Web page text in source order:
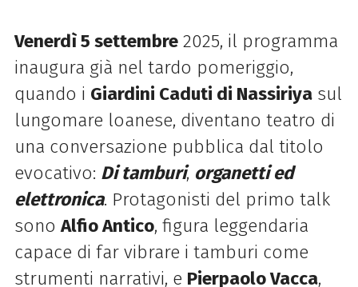
Venerdì 5 settembre2025, il programma
inaugura già nel tardo pomeriggio,
quando i Giardini Caduti di Nassiriyasul
lungomare loanese, diventano teatro di
una conversazione pubblica dal titolo
evocativo: Di tamburi, organetti ed
elettronica. Protagonisti del primo talk
sonoAlfio Antico, figura leggendaria
capace di far vibrare i tamburi come
strumenti narrativi, e Pierpaolo Vacca,